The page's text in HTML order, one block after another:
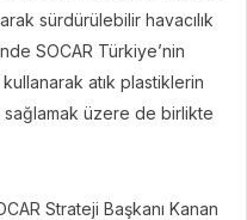
sürdürülebilir havacılık
SOCAR Türkiye’nin
atık plastiklerin
sağlamak üzere de birlikte
Strateji Başkanı Kanan